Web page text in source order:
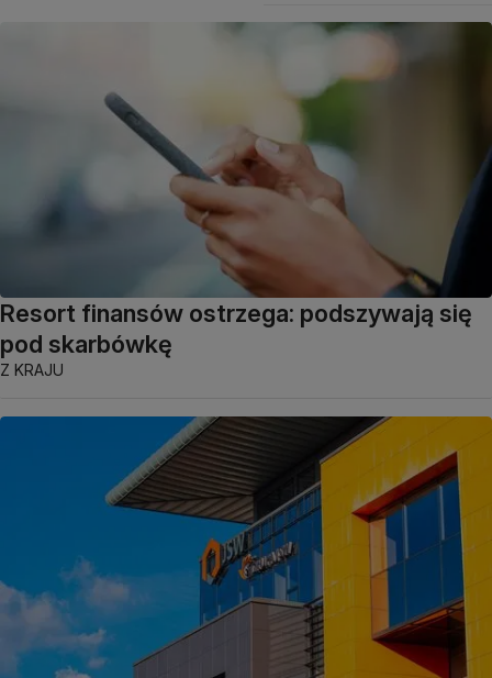
Resort finansów ostrzega: podszywają się
pod skarbówkę
Z KRAJU